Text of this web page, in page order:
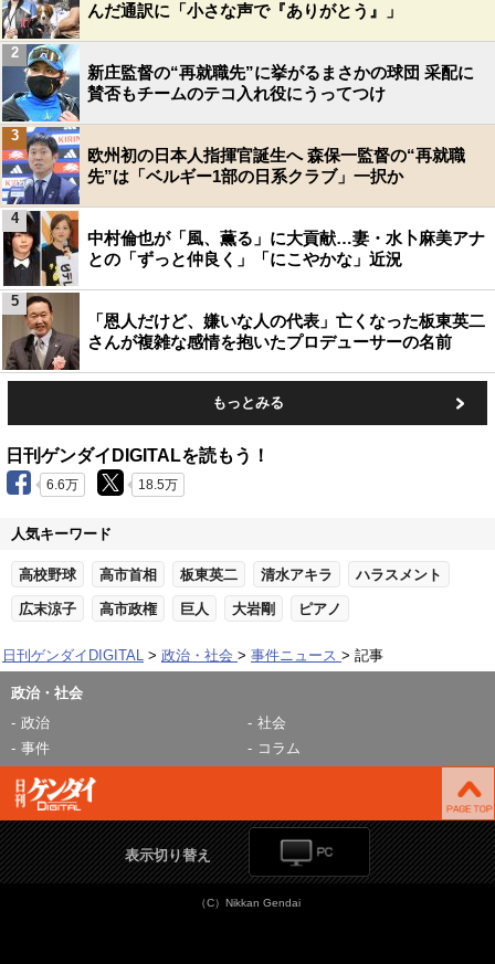
んだ通訳に「小さな声で『ありがとう』」
新庄監督の“再就職先”に挙がるまさかの球団 采配に
賛否もチームのテコ入れ役にうってつけ
2
欧州初の日本人指揮官誕生へ 森保一監督の“再就職
先”は「ベルギー1部の日系クラブ」一択か
3
中村倫也が「風、薫る」に大貢献…妻・水卜麻美アナ
との「ずっと仲良く」「にこやかな」近況
4
「恩人だけど、嫌いな人の代表」亡くなった板東英二
さんが複雑な感情を抱いたプロデューサーの名前
5
もっとみる
日刊ゲンダイDIGITALを読もう！
6.6万 18.5万
人気キーワード
高校野球 高市首相 板東英二 清水アキラ ハラスメント
広末涼子 高市政権 巨人 大岩剛 ピアノ
日刊ゲンダイDIGITAL 政治・社会 事件ニュース 記事
政治・社会
政治
社会
事件
コラム
表示切り替え
（C）Nikkan Gendai